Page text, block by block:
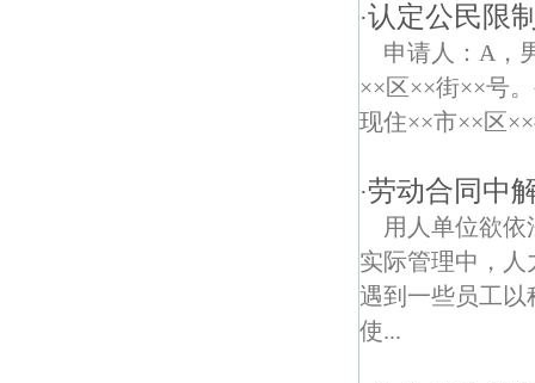
·认定公民限
申请人：A，
××区××街××号
现住××市××区
·劳动合同中
用人单位欲
实际管理中，
遇到一些员工以
使...